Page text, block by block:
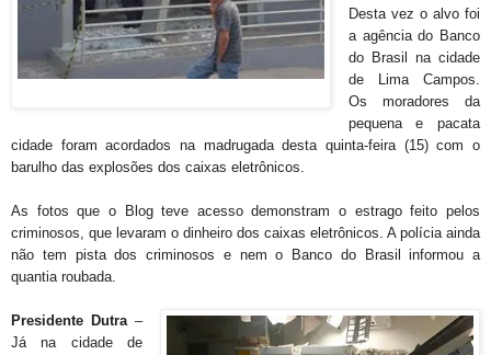
Desta vez o alvo foi
a agência do Banco
do Brasil na cidade
de Lima Campos.
Os moradores da
pequena e pacata
cidade foram acordados na madrugada desta quinta-feira (15) com o
barulho das explosões dos caixas eletrônicos.
As fotos que o Blog teve acesso demonstram o estrago feito pelos
criminosos, que levaram o dinheiro dos caixas eletrônicos. A polícia ainda
não tem pista dos criminosos e nem o Banco do Brasil informou a
quantia roubada.
Presidente Dutra–
Já na cidade de